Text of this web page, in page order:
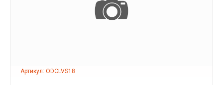
Артикул: ODCLVS18
ПОДРОБНЕЕ